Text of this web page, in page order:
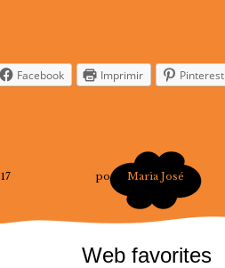
Facebook Imprimir Pinterest
por Maria José
Web favorites